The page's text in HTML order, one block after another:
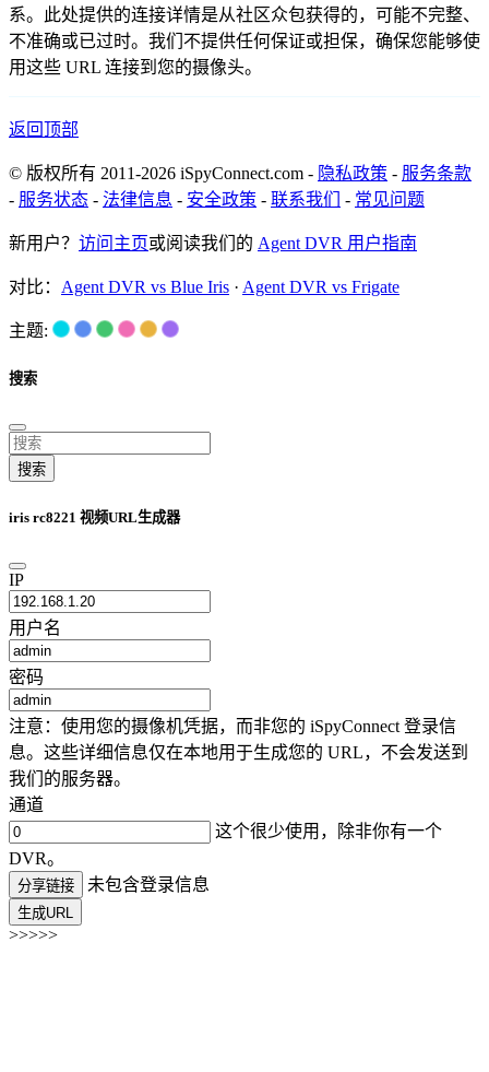
系。此处提供的连接详情是从社区众包获得的，可能不完整、
不准确或已过时。我们不提供任何保证或担保，确保您能够使
用这些 URL 连接到您的摄像头。
返回顶部
© 版权所有 2011-2026 iSpyConnect.com - 隐私政策 - 服务条款
- 服务状态 - 法律信息 - 安全政策 - 联系我们 - 常见问题
新用户？ 访问主页或阅读我们的 Agent DVR 用户指南
对比： Agent DVR vs Blue Iris · Agent DVR vs Frigate
主题:
搜索
搜索
iris rc8221 视频URL生成器
IP
用户名
密码
注意：使用您的摄像机凭据，而非您的 iSpyConnect 登录信
息。这些详细信息仅在本地用于生成您的 URL，不会发送到
我们的服务器。
通道
这个很少使用，除非你有一个
DVR。
分享链接 未包含登录信息
生成URL
>>>>>